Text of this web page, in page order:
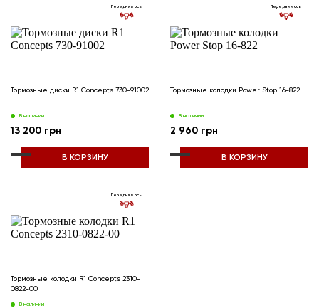
Передняя ось
Тормозные диски R1 Concepts 730-91002
В наличии
13 200 грн
В КОРЗИНУ
Передняя ось
Тормозные колодки Power Stop 16-822
В наличии
2 960 грн
В КОРЗИНУ
Передняя ось
Тормозные колодки R1 Concepts 2310-
0822-00
В наличии